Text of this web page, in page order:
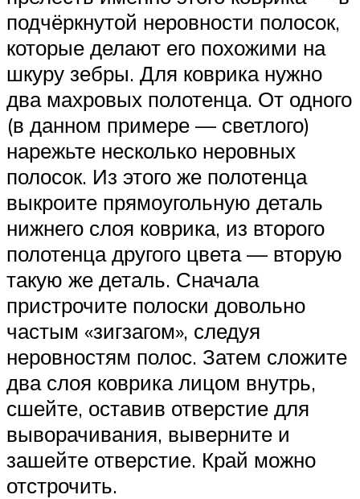
подчёркнутой неровности полосок,
которые делают его похожими на
шкуру зебры. Для коврика нужно
два махровых полотенца. От одного
(в данном примере — светлого)
нарежьте несколько неровных
полосок. Из этого же полотенца
выкроите прямоугольную деталь
нижнего слоя коврика, из второго
полотенца другого цвета — вторую
такую же деталь. Сначала
пристрочите полоски довольно
частым «зигзагом», следуя
неровностям полос. Затем сложите
два слоя коврика лицом внутрь,
сшейте, оставив отверстие для
выворачивания, выверните и
зашейте отверстие. Край можно
отстрочить.